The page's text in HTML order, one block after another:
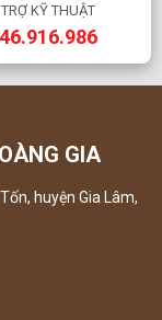
KỸ THUẬT
GIA
huyện Gia Lâm,